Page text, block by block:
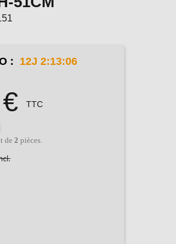
: 12J 2:13:05
€TTC
de2 pièces.